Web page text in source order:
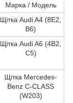
Марка / Модель
Щітка Audi A4 (8E2,
B6)
Щітка Audi A6 (4B2,
C5)
Щітка Mercedes-
Benz C-CLASS
(W203)